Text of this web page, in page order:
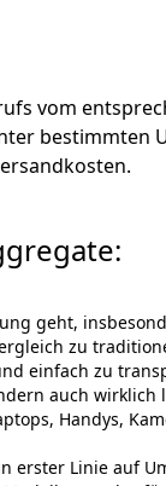
vom
bestimmten
geht,
zu
einfach zu
auch wirklich
Handys,
erster Linie auf